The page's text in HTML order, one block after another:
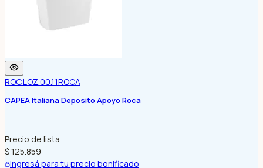
ROC.LOZ.00.11ROCA
CAPEA Italiana Deposito Apoyo Roca
Precio de lista
$ 125.859
Ingresá para tu precio bonificado